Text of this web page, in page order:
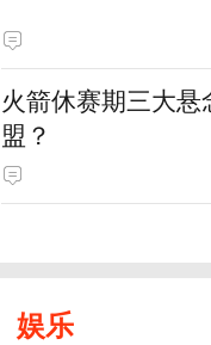
火箭休赛期三大
盟？
娱乐